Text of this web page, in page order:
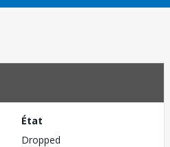
État
Dropped